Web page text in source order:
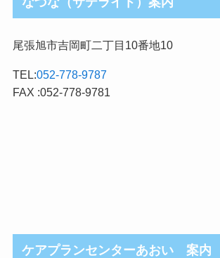
尾張旭市吉岡町二丁目10番地10
TEL:052-778-9787
FAX :052-778-9781
ケアプランセンターあおい 案内